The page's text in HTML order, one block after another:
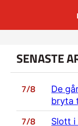
SENASTE
7/8
De
bryta
7/8
Slott i